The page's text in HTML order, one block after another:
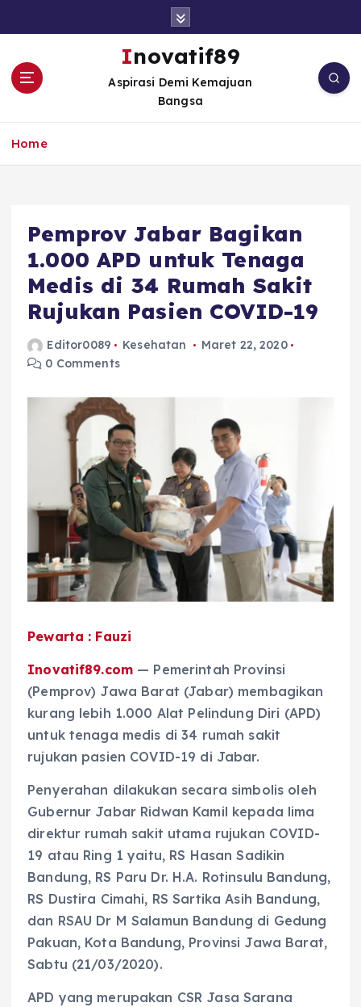
Inovatif89
Aspirasi Demi Kemajuan
Bangsa
Home
Pemprov Jabar Bagikan
1.000 APD untuk Tenaga
Medis di 34 Rumah Sakit
Rujukan Pasien COVID-19
Editor0089 Kesehatan
Maret 22, 2020
0 Comments
Pewarta : Fauzi
Inovatif89.com — Pemerintah Provinsi
(Pemprov) Jawa Barat (Jabar) membagikan
kurang lebih 1.000 Alat Pelindung Diri (APD)
untuk tenaga medis di 34 rumah sakit
rujukan pasien COVID-19 di Jabar.
Penyerahan dilakukan secara simbolis oleh
Gubernur Jabar Ridwan Kamil kepada lima
direktur rumah sakit utama rujukan COVID-
19 atau Ring 1 yaitu, RS Hasan Sadikin
Bandung, RS Paru Dr. H.A. Rotinsulu Bandung,
RS Dustira Cimahi, RS Sartika Asih Bandung,
dan RSAU Dr M Salamun Bandung di Gedung
Pakuan, Kota Bandung, Provinsi Jawa Barat,
Sabtu (21/03/2020).
APD yang merupakan CSR Jasa Sarana